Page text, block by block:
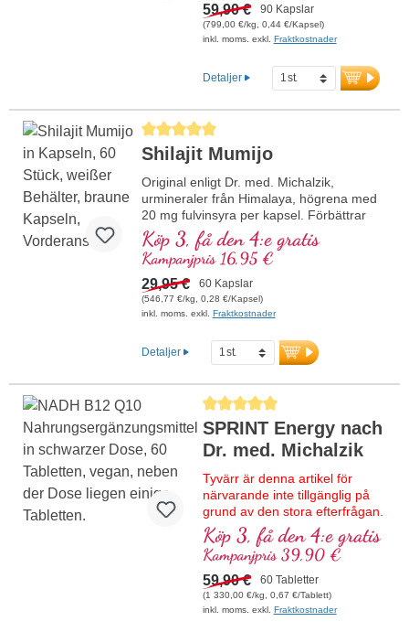
Curcumin
Askorbinsyra
Resveratrol
B(Vitamin B12)
59,90 € 90 Kapslar
(799,00 €/kg, 0,44 €/Kapsel)
inkl. moms. exkl. Fraktkostnader
Detaljer
Genomsnittligt betyg på 5 av 5 stjärnor
Shilajit Mumijo
Original enligt Dr. med. Michalzik,
urmineraler från Himalaya, högrena med
20 mg fulvinsyra per kapsel. Förbättrar
näringsupptaget genom cellmembranet,
med mineraler som magnesium, vilket
bidrar till normal energiomsättning samt
normal muskelfunktion och nervsystemets
normala funktion. Sedan 23 år från egen
produktion i Tyskland av ett traditionsrikt
arbetstillfällen utan kapitalistiska kemi-
och läkemedelsföretag som investerare.
Köp 3, få den 4:e gratis
Kampanjpris 16,95 €
29,95 € 60 Kapslar
(546,77 €/kg, 0,28 €/Kapsel)
inkl. moms. exkl. Fraktkostnader
Detaljer
Genomsnittligt betyg på 5 av 5 stjärnor
SPRINT Energy nach
Dr. med. Michalzik
Tyvärr är denna artikel för
närvarande inte tillgänglig på
grund av den stora efterfrågan.
Vi förväntar oss nytt lager
under kalendervecka 37/2026.
Högkvalitativ formulering med
NADH, bioaktivt vitamin B12,
koenzym Q10 och veganskt
Köp 3, få den 4:e gratis
Kampanjpris 39,90 €
59,90 € 60 Tabletter
(1 330,00 €/kg, 0,67 €/Tablett)
inkl. moms. exkl. Fraktkostnader